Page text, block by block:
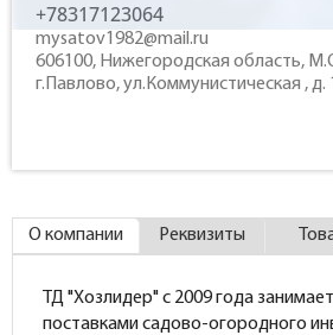
+78317123064
mysatov1982@mail.ru
606100, Нижегородская область,
г.Павлово, ул.Коммунистическая , д.
О компании Реквизиты
ТД "Хозлидер" с 2009 года
поставками садово-огородного